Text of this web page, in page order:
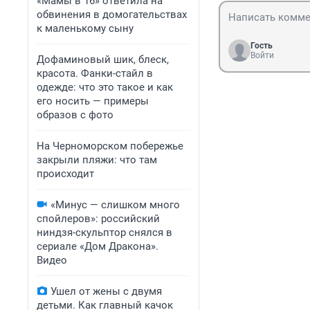
обвинения в домогательствах
к маленькому сыну
Дофаминовый шик, блеск,
красота. Фанки-стайл в
одежде: что это такое и как
его носить — примеры
образов с фото
На Черноморском побережье
закрыли пляжи: что там
происходит
«Минус — слишком много
спойлеров»: российский
ниндзя-скульптор снялся в
сериале «Дом Дракона».
Видео
Ушел от жены с двумя
детьми. Как главный качок
Гость
Войти